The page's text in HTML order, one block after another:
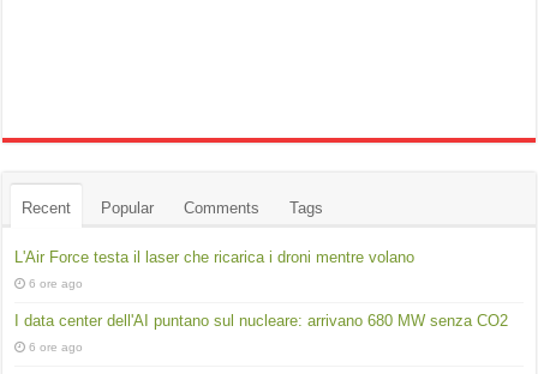
Recent Popular Comments Tags
L'Air Force testa il laser che ricarica i droni mentre volano
6 ore ago
I data center dell'AI puntano sul nucleare: arrivano 680 MW senza CO2
6 ore ago